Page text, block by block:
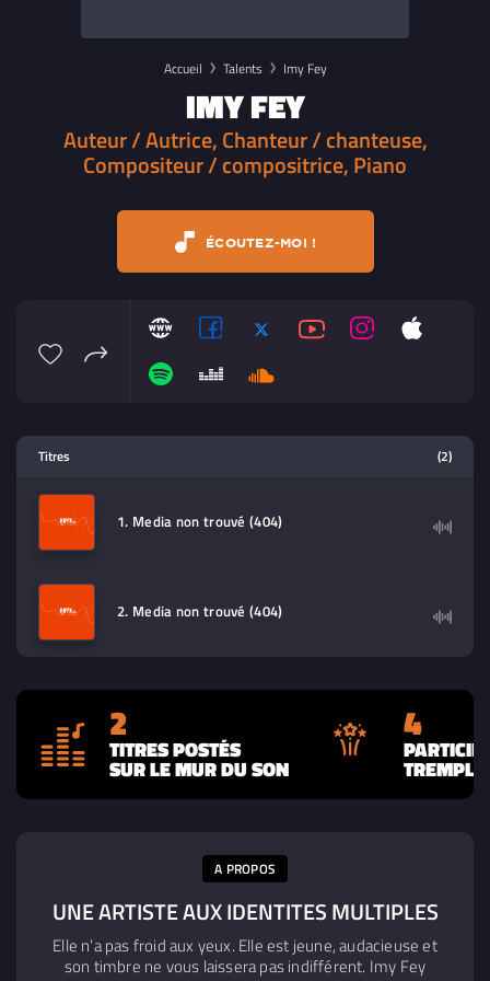
Accueil Talents Imy Fey
IMY FEY
Auteur / Autrice, Chanteur / chanteuse,
Compositeur / compositrice, Piano
ÉCOUTEZ-MOI !
Titres (2)
1. Media non trouvé (404)
2. Media non trouvé (404)
2
TITRES POSTÉS
SUR LE MUR DU SON
4
A PROPOS
UNE ARTISTE AUX IDENTITES MULTIPLES
Elle n’a pas froid aux yeux. Elle est jeune, audacieuse et
son timbre ne vous laissera pas indifférent. Imy Fey